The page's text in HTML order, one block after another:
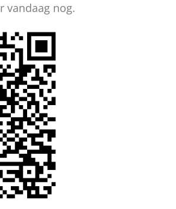
vandaag nog.